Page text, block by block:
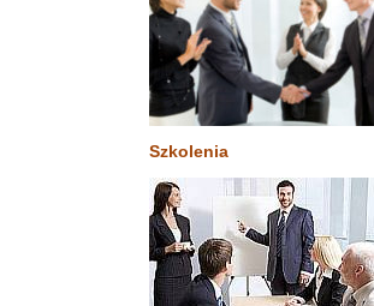
Szkolenia